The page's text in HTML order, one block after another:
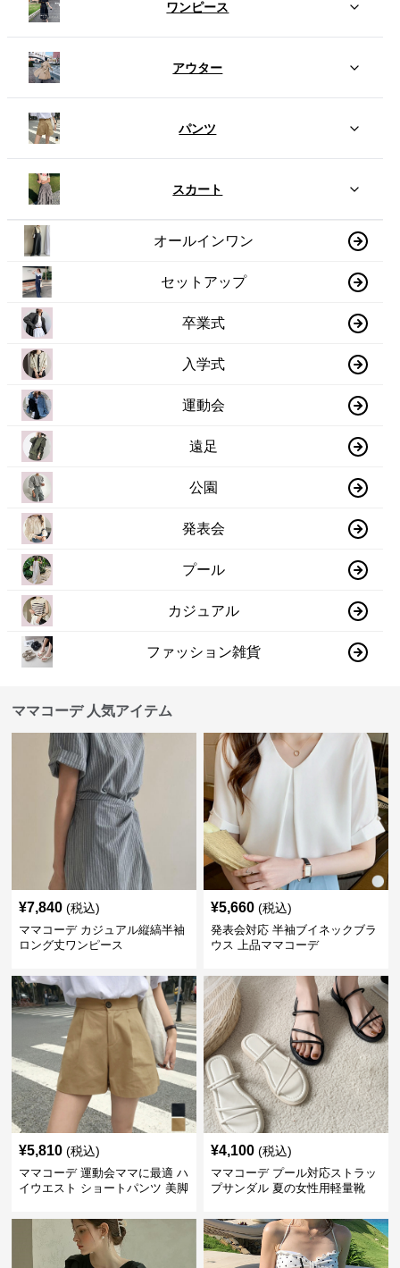
ワンピース
アウター
パンツ
スカート
オールインワン
セットアップ
卒業式
入学式
運動会
遠足
公園
発表会
プール
カジュアル
ファッション雑貨
ママコーデ 人気アイテム
¥7,840 (税込)
ママコーデ カジュアル縦縞半袖
ロング丈ワンピース
¥5,660 (税込)
発表会対応 半袖ブイネックブラ
ウス 上品ママコーデ
¥5,810 (税込)
ママコーデ 運動会ママに最適 ハ
イウエスト ショートパンツ 美脚
¥4,100 (税込)
ママコーデ プール対応ストラッ
プサンダル 夏の女性用軽量靴